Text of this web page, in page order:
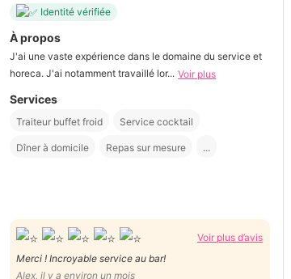
Identité vérifiée
À propos
J'ai une vaste expérience dans le domaine du service et
horeca. J'ai notamment travaillé lor... Voir plus
Services
Traiteur buffet froid Service cocktail
Dîner à domicile Repas sur mesure ...
Voir plus d’avis
Merci ! Incroyable service au bar!
Alex, il y a environ un mois